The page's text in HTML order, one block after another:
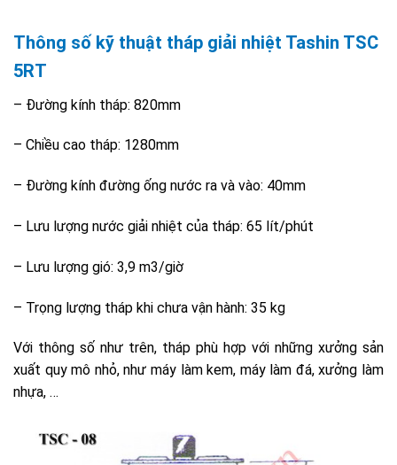
Thông số kỹ thuật tháp giải nhiệt Tashin TSC
5RT
– Đường kính tháp: 820mm
– Chiều cao tháp: 1280mm
– Đường kính đường ống nước ra và vào: 40mm
– Lưu lượng nước giải nhiệt của tháp: 65 lít/phút
– Lưu lượng gió: 3,9 m3/giờ
– Trọng lượng tháp khi chưa vận hành: 35 kg
Với thông số như trên, tháp phù hợp với những xưởng sản
xuất quy mô nhỏ, như máy làm kem, máy làm đá, xưởng làm
nhựa, …